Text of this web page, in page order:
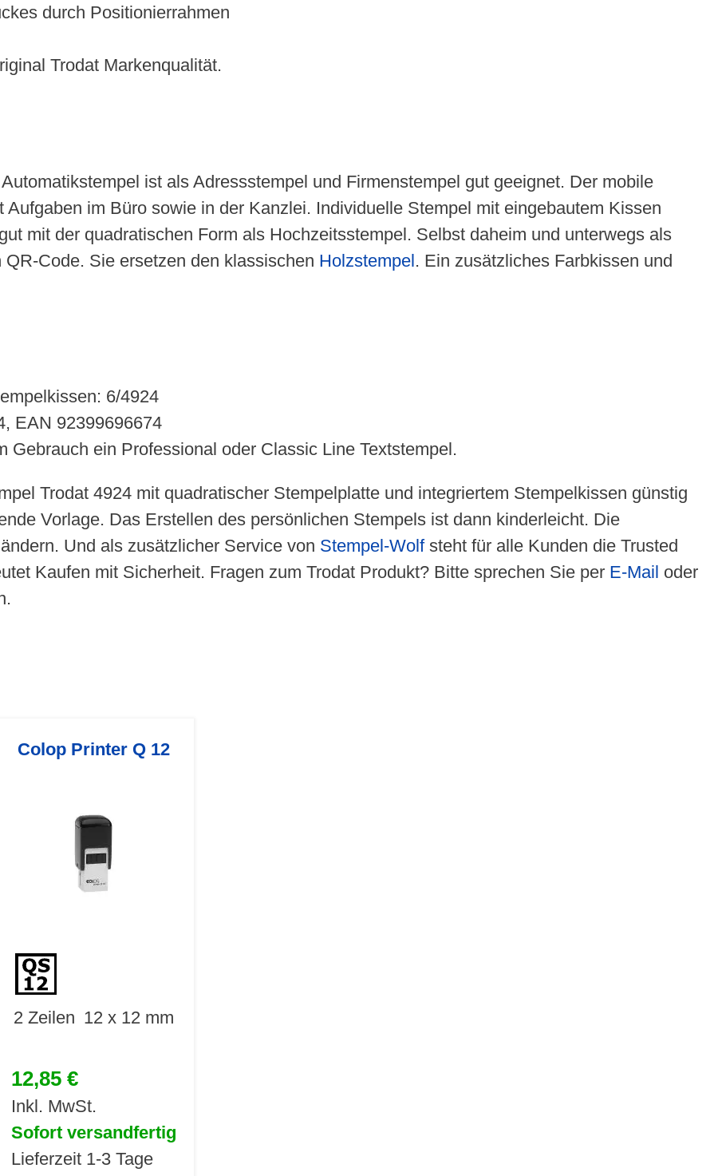
durch Positionierrahmen
Trodat Markenqualität.
ist als Adressstempel und Firmenstempel gut geeignet. Der mobile
im Büro sowie in der Kanzlei. Individuelle Stempel mit eingebautem Kissen
mit der quadratischen Form als Hochzeitsstempel. Selbst daheim und unterwegs als
Code. Sie ersetzen den klassischen Holzstempel. Ein zusätzliches Farbkissen und
6/4924
EAN 92399696674
Gebrauch ein Professional oder Classic Line Textstempel.
Trodat 4924 mit quadratischer Stempelplatte und integriertem Stempelkissen günstig
Vorlage. Das Erstellen des persönlichen Stempels ist dann kinderleicht. Die
Und als zusätzlicher Service von Stempel-Wolfsteht für alle Kunden die Trusted
Kaufen mit Sicherheit. Fragen zum Trodat Produkt? Bitte sprechen Sie per E-Mail oder
Colop Printer Q 12
2 Zeilen 12 x 12 mm
12,85 €
Inkl. MwSt.
Sofort versandfertig
Lieferzeit 1-3 Tage